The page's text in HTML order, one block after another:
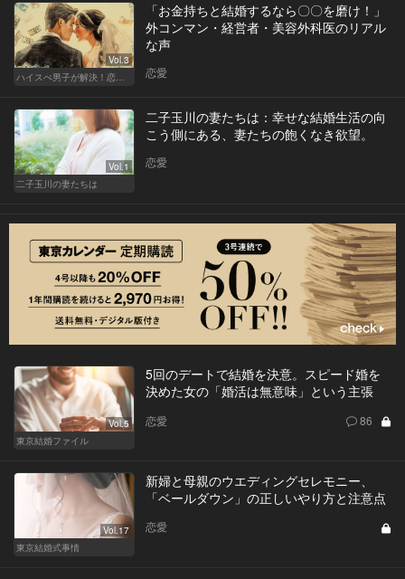
Vol.3
ハイスぺ男子が解決！恋愛相談室
「お金持ちと結婚するなら〇〇を磨け！」
外コンマン・経営者・美容外科医のリアル
な声
恋愛
Vol.1
二子玉川の妻たちは
二子玉川の妻たちは：幸せな結婚生活の向
こう側にある、妻たちの飽くなき欲望。
恋愛
Vol.5
東京結婚ファイル
5回のデートで結婚を決意。スピード婚を
決めた女の「婚活は無意味」という主張
恋愛 86
Vol.17
東京結婚式事情
新婦と母親のウエディングセレモニー、
「ベールダウン」の正しいやり方と注意点
恋愛